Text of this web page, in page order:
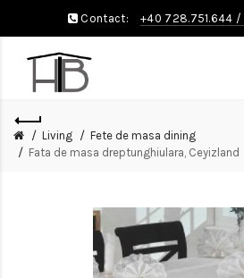
Contact: +40 728.751.644 /
Living
Fete de masa dining
Fata de masa dreptunghiulara, Ceyizland